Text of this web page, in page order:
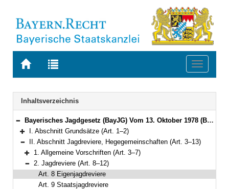
Zur
BAYERN.RECHT
Zur
letzten
Suche
Toggle
Navigation
Inhaltsverzeichnis
Bereich reduzieren
Bayerisches Jagdgesetz (BayJG) Vom 13. Oktober 1978 (BayRS V S. 595) BayRS 792-1-W (Art. 1–64)
Bereich erweitern
I. Abschnitt Grundsätze (Art. 1–2)
Bereich reduzieren
II. Abschnitt Jagdreviere, Hegegemeinschaften (Art. 3–13)
Bereich erweitern
1. Allgemeine Vorschriften (Art. 3–7)
Bereich reduzieren
2. Jagdreviere (Art. 8–12)
Art. 8 Eigenjagdreviere
Art. 9 Staatsjagdreviere